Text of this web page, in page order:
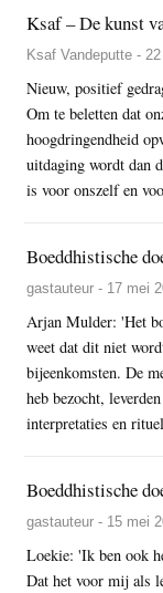
Ksaf – De kunst
Ksaf Vandeputte -
Nieuw, positief
Om te beletten dat
hoogdringendheid
uitdaging wordt dan
is voor onszelf en
Boeddhistische
gastauteur - 17 mei
Arjan Mulder: 'Het
weet dat dit niet
bijeenkomsten. De
heb bezocht,
interpretaties en
Boeddhistische
gastauteur - 15 mei
Loekie: 'Ik ben ook
Dat het voor mij als